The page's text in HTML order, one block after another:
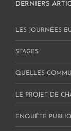
DERNIERS
LES JOURNÉES
STAGES
QUELLES
LE PROJET DE
ENQUÊTE